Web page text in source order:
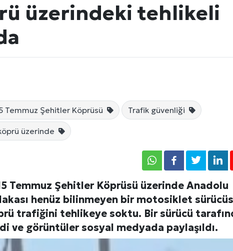
üzerindeki tehlikeli
Temmuz Şehitler Köprüsü Trafik güvenliği
üzerinde
Temmuz Şehitler Köprüsü üzerinde Anadolu
henüz bilinmeyen bir motosiklet
trafiğini tehlikeye soktu. Bir sürücü
ve görüntüler sosyal medyada paylaşıldı.
Künye